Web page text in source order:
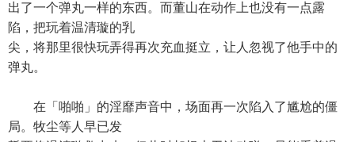
出了一个弹丸一样的东西。而董山在动作上也没有一点露
陷，把玩着温清璇的乳
尖，将那里很快玩弄得再次充血挺立，让人忽视了他手中的
弹丸。
在「啪啪」的淫靡声音中，场面再一次陷入了尴尬的僵
局。牧尘等人早已发